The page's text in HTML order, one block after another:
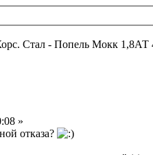
Стал - Попель Мокк 1,8АТ
»
отказа?